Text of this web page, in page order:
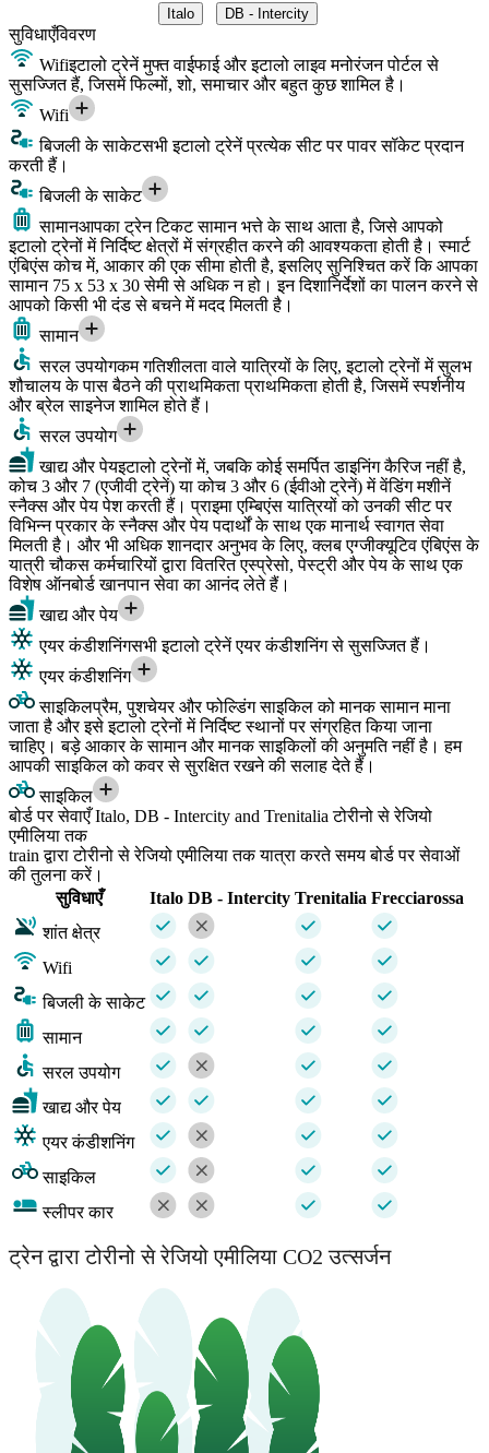
Italo DB - Intercity
सुविधाएँविवरण
Wifiइटालो ट्रेनें मुफ्त वाईफाई और इटालो लाइव मनोरंजन पोर्टल से
सुसज्जित हैं, जिसमें फिल्मों, शो, समाचार और बहुत कुछ शामिल है।
Wifi
बिजली के साकेटसभी इटालो ट्रेनें प्रत्येक सीट पर पावर सॉकेट प्रदान
करती हैं।
बिजली के साकेट
सामानआपका ट्रेन टिकट सामान भत्ते के साथ आता है, जिसे आपको
इटालो ट्रेनों में निर्दिष्ट क्षेत्रों में संग्रहीत करने की आवश्यकता होती है। स्मार्ट
एंबिएंस कोच में, आकार की एक सीमा होती है, इसलिए सुनिश्चित करें कि आपका
सामान 75 x 53 x 30 सेमी से अधिक न हो। इन दिशानिर्देशों का पालन करने से
आपको किसी भी दंड से बचने में मदद मिलती है।
सामान
सरल उपयोगकम गतिशीलता वाले यात्रियों के लिए, इटालो ट्रेनों में सुलभ
शौचालय के पास बैठने की प्राथमिकता प्राथमिकता होती है, जिसमें स्पर्शनीय
और ब्रेल साइनेज शामिल होते हैं।
सरल उपयोग
खाद्य और पेयइटालो ट्रेनों में, जबकि कोई समर्पित डाइनिंग कैरिज नहीं है,
कोच 3 और 7 (एजीवी ट्रेनें) या कोच 3 और 6 (ईवीओ ट्रेनें) में वेंडिंग मशीनें
स्नैक्स और पेय पेश करती हैं। प्राइमा एम्बिएंस यात्रियों को उनकी सीट पर
विभिन्न प्रकार के स्नैक्स और पेय पदार्थों के साथ एक मानार्थ स्वागत सेवा
मिलती है। और भी अधिक शानदार अनुभव के लिए, क्लब एग्जीक्यूटिव एंबिएंस के
यात्री चौकस कर्मचारियों द्वारा वितरित एस्प्रेसो, पेस्ट्री और पेय के साथ एक
विशेष ऑनबोर्ड खानपान सेवा का आनंद लेते हैं।
खाद्य और पेय
एयर कंडीशनिंगसभी इटालो ट्रेनें एयर कंडीशनिंग से सुसज्जित हैं।
एयर कंडीशनिंग
साइकिलप्रैम, पुशचेयर और फोल्डिंग साइकिल को मानक सामान माना
जाता है और इसे इटालो ट्रेनों में निर्दिष्ट स्थानों पर संग्रहित किया जाना
चाहिए। बड़े आकार के सामान और मानक साइकिलों की अनुमति नहीं है। हम
आपकी साइकिल को कवर से सुरक्षित रखने की सलाह देते हैं।
साइकिल
बोर्ड पर सेवाएँ Italo, DB - Intercity and Trenitalia टोरीनो से रेजियो
एमीलिया तक
train द्वारा टोरीनो से रेजियो एमीलिया तक यात्रा करते समय बोर्ड पर सेवाओं
की तुलना करें।
सुविधाएँ
Italo DB - Intercity Trenitalia Frecciarossa
शांत क्षेत्र
Wifi
बिजली के साकेट
सामान
सरल उपयोग
खाद्य और पेय
एयर कंडीशनिंग
साइकिल
स्लीपर कार
ट्रेन द्वारा टोरीनो से रेजियो एमीलिया CO2 उत्सर्जन